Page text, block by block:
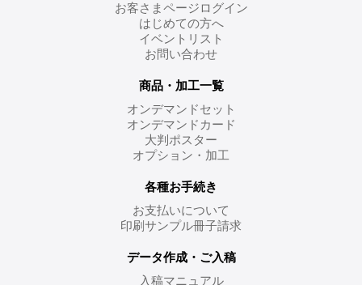
お客さまページログイン
はじめての方へ
イベントリスト
お問い合わせ
商品・加工一覧
オンデマンドセット
オンデマンドカード
大判ポスター
オプション・加工
各種お手続き
お支払いについて
印刷サンプル冊子請求
データ作成・ご入稿
入稿マニュアル